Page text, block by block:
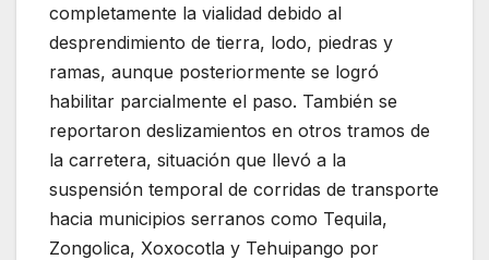
completamente la vialidad debido al
desprendimiento de tierra, lodo, piedras y
ramas, aunque posteriormente se logró
habilitar parcialmente el paso. También se
reportaron deslizamientos en otros tramos de
la carretera, situación que llevó a la
suspensión temporal de corridas de transporte
hacia municipios serranos como Tequila,
Zongolica, Xoxocotla y Tehuipango por